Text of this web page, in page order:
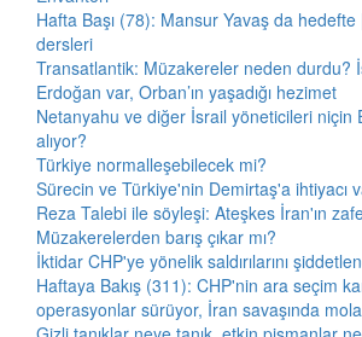
Hafta Başı (78): Mansur Yavaş da
dersleri
Transatlantik: Müzakereler neden durdu?
Erdoğan var, Orban’ın yaşadığı hezimet
Netanyahu ve diğer İsrail yöneticileri niçin
alıyor?
Türkiye normalleşebilecek mi?
Sürecin ve Türkiye'nin Demirtaş'a ihtiyacı
Reza Talebi ile söyleşi: Ateşkes İran'ın
Müzakerelerden barış çıkar mı?
İktidar CHP'ye yönelik saldırılarını
Haftaya Bakış (311): CHP'nin ara seçim
operasyonlar sürüyor, İran savaşında mola